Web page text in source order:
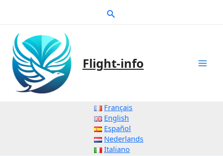
Suche
Flight-info
Français
English
Español
Nederlands
Italiano